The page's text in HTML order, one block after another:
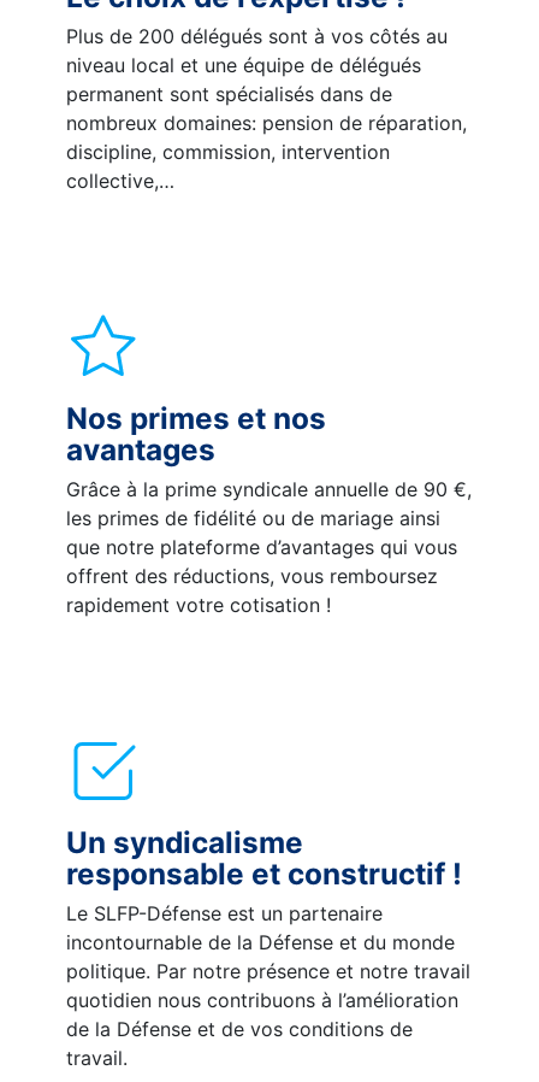
Plus de 200 délégués sont à vos côtés au
niveau local et une équipe de délégués
permanent sont spécialisés dans de
nombreux domaines: pension de réparation,
discipline, commission, intervention
collective,…
Nos primes et nos
avantages
Grâce à la prime syndicale annuelle de 90 €,
les primes de fidélité ou de mariage ainsi
que notre plateforme d’avantages qui vous
offrent des réductions, vous remboursez
rapidement votre cotisation !
Un syndicalisme
responsable et constructif !
Le SLFP-Défense est un partenaire
incontournable de la Défense et du monde
politique. Par notre présence et notre travail
quotidien nous contribuons à l’amélioration
de la Défense et de vos conditions de
travail.